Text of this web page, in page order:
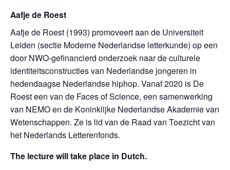
Aafje de Roest
Aafje de Roest (1993) promoveert aan de Universiteit
Leiden (sectie Moderne Nederlandse letterkunde) op een
door NWO-gefinancierd onderzoek naar de culturele
identiteitsconstructies van Nederlandse jongeren in
hedendaagse Nederlandse hiphop. Vanaf 2020 is De
Roest een van de Faces of Science, een samenwerking
van NEMO en de Koninklijke Nederlandse Akademie van
Wetenschappen. Ze is lid van de Raad van Toezicht van
het Nederlands Letterenfonds.
The lecture will take place in Dutch.